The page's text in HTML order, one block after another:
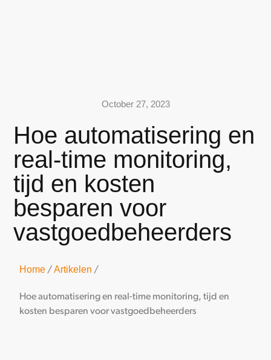
October 27, 2023
Hoe automatisering en
real-time monitoring,
tijd en kosten
besparen voor
vastgoedbeheerders
Home/Artikelen /
Hoe automatisering en real-time monitoring, tijd en
kosten besparen voor vastgoedbeheerders